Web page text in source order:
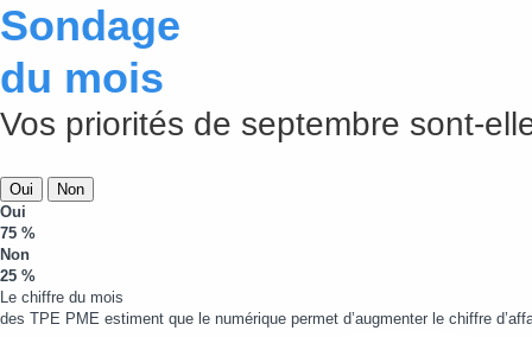
Sondage
du mois
Vos priorités de septembre sont-
Oui
Non
Oui
75 %
Non
25 %
Le chiffre du mois
des TPE PME estiment que le numérique permet d’augmenter le chiffre